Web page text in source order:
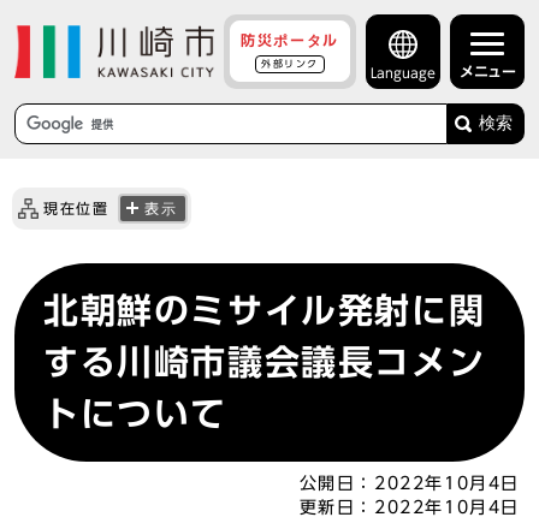
防災ポータル
外部リンク
Language メニュー
検索
現在位置 表示
北朝鮮のミサイル発射に関
する川崎市議会議長コメン
トについて
公開日： 2022年10月4日
更新日： 2022年10月4日